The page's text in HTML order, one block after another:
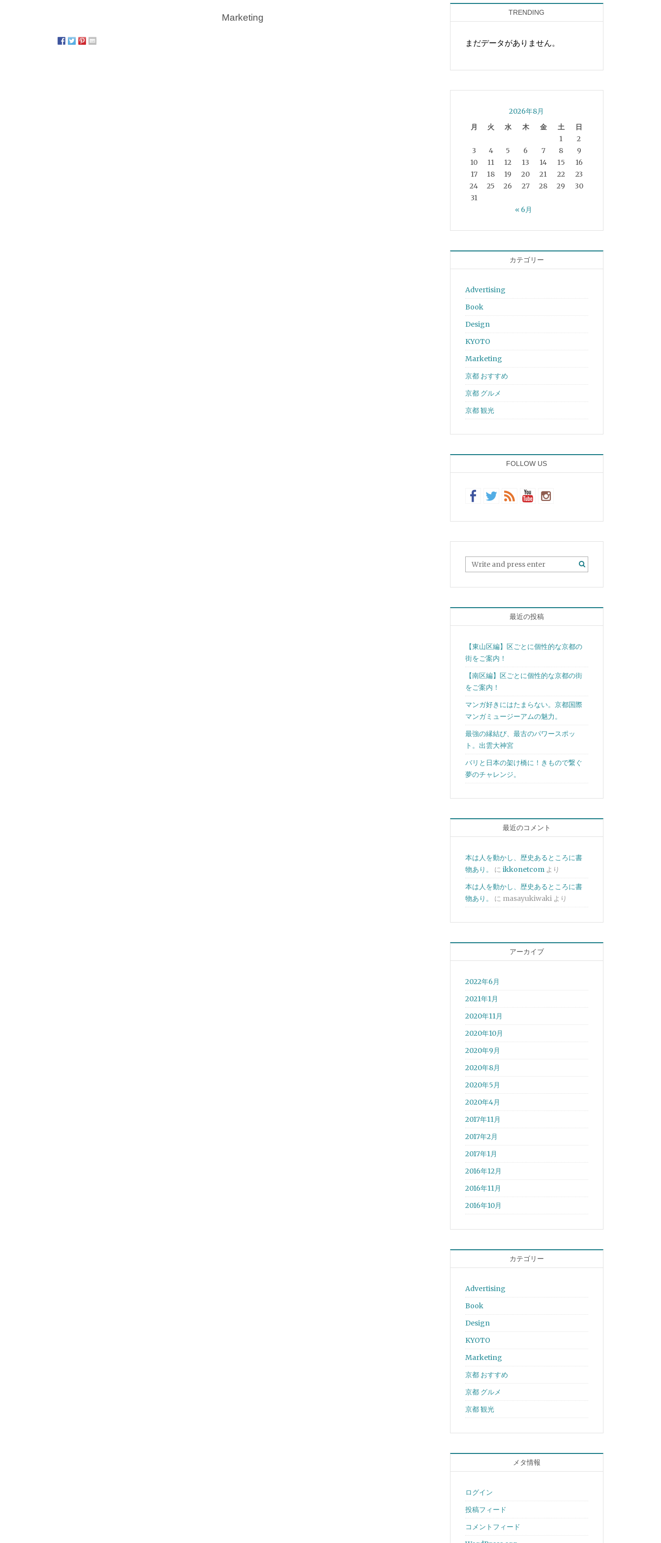
Marketing TRENDING
まだデータがありません。
2026年8月
月
火 水 木 金 土
日
1
2
3
4 5 6 7 8
9
10
11 12 13 14 15
16
17
18 19 20 21 22
23
24
25 26 27 28 29
30
31
« 6月
カテゴリー
Advertising
Book
Design
KYOTO
Marketing
京都 おすすめ
京都 グルメ
京都 観光
FOLLOW US
最近の投稿
【東山区編】区ごとに個性的な京都の
街をご案内！
【南区編】区ごとに個性的な京都の街
をご案内！
マンガ好きにはたまらない。京都国際
マンガミュージーアムの魅力。
最強の縁結び、最古のパワースポッ
ト。出雲大神宮
バリと日本の架け橋に！きもので繋ぐ
夢のチャレンジ。
最近のコメント
本は人を動かし、歴史あるところに書
物あり。
に ikkonetcomより
本は人を動かし、歴史あるところに書
物あり。
に masayukiwakiより
アーカイブ
2022年6月
2021年1月
2020年11月
2020年10月
2020年9月
2020年8月
2020年5月
2020年4月
2017年11月
2017年2月
2017年1月
2016年12月
2016年11月
2016年10月
カテゴリー
Advertising
Book
Design
KYOTO
Marketing
京都 おすすめ
京都 グルメ
京都 観光
メタ情報
ログイン
投稿フィード
コメントフィード